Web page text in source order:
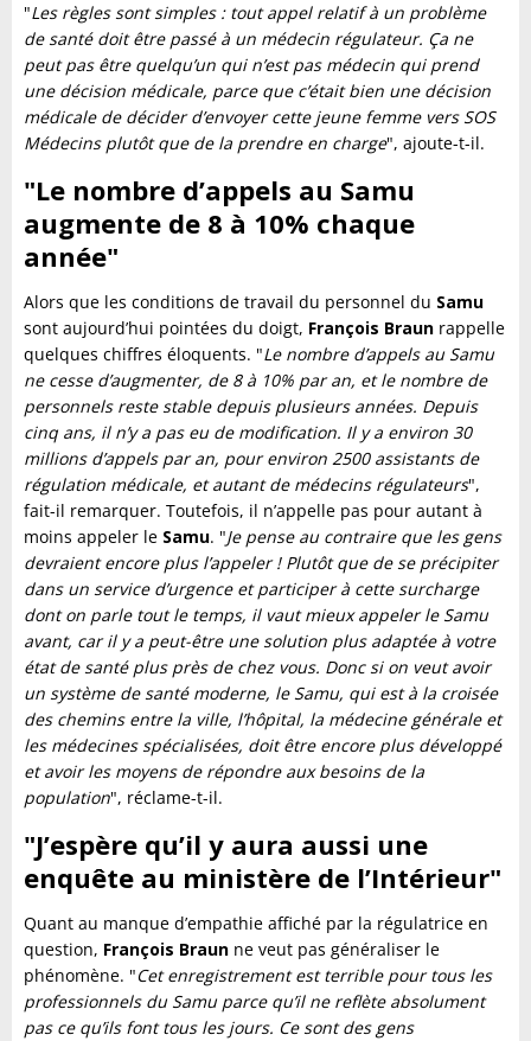
"Les règles sont simples : tout appel relatif à un problème
de santé doit être passé à un médecin régulateur. Ça ne
peut pas être quelqu’un qui n’est pas médecin qui prend
une décision médicale, parce que c’était bien une décision
médicale de décider d’envoyer cette jeune femme vers SOS
Médecins plutôt que de la prendre en charge", ajoute-t-il.
"Le nombre d’appels au Samu
augmente de 8 à 10% chaque
année"
Alors que les conditions de travail du personnel du Samu
sont aujourd’hui pointées du doigt, François Braun rappelle
quelques chiffres éloquents. "Le nombre d’appels au Samu
ne cesse d’augmenter, de 8 à 10% par an, et le nombre de
personnels reste stable depuis plusieurs années. Depuis
cinq ans, il n’y a pas eu de modification. Il y a environ 30
millions d’appels par an, pour environ 2500 assistants de
régulation médicale, et autant de médecins régulateurs",
fait-il remarquer. Toutefois, il n’appelle pas pour autant à
moins appeler le Samu. "Je pense au contraire que les gens
devraient encore plus l’appeler ! Plutôt que de se précipiter
dans un service d’urgence et participer à cette surcharge
dont on parle tout le temps, il vaut mieux appeler le Samu
avant, car il y a peut-être une solution plus adaptée à votre
état de santé plus près de chez vous. Donc si on veut avoir
un système de santé moderne, le Samu, qui est à la croisée
des chemins entre la ville, l’hôpital, la médecine générale et
les médecines spécialisées, doit être encore plus développé
et avoir les moyens de répondre aux besoins de la
population", réclame-t-il.
"J’espère qu’il y aura aussi une
enquête au ministère de l’Intérieur"
Quant au manque d’empathie affiché par la régulatrice en
question, François Braun ne veut pas généraliser le
phénomène. "Cet enregistrement est terrible pour tous les
professionnels du Samu parce qu’il ne reflète absolument
pas ce qu’ils font tous les jours. Ce sont des gens